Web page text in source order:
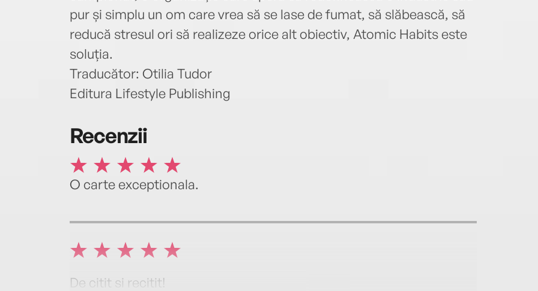
pur și simplu un om care vrea să se lase de fumat, să slăbească, să
reducă stresul ori să realizeze orice alt obiectiv, Atomic Habits este
soluția.
Traducător: Otilia Tudor
Editura Lifestyle Publishing
Recenzii
O carte exceptionala.
De citit si recitit!